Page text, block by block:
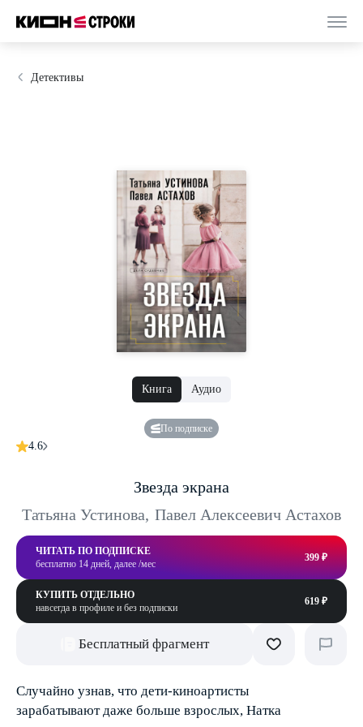
Детективы
Книга Аудио
По подписке
4.6
Звезда экрана
Татьяна Устинова, Павел Алексеевич Астахов
ЧИТАТЬ ПО ПОДПИСКЕ
бесплатно 14 дней, далее /мес
399 ₽
КУПИТЬ ОТДЕЛЬНО
навсегда в профиле и без подписки
619 ₽
Бесплатный фрагмент
Случайно узнав, что дети-киноартисты
зарабатывают даже больше взрослых, Натка